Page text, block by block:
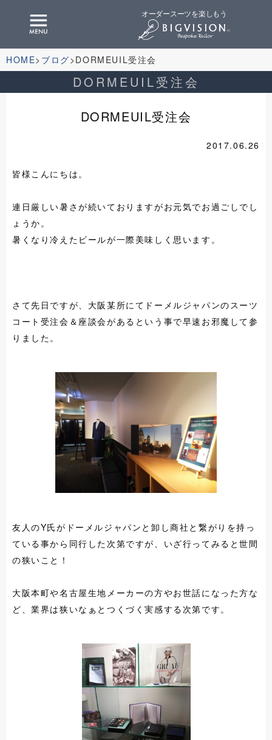
オーダースーツを楽しもう
HOME ブログ DORMEUIL受注会
DORMEUIL受注会
DORMEUIL受注会
2017.06.26
皆様こんにちは。
連日厳しい暑さが続いておりますがお元気でお過ごしでし
ょうか。
暑くなり冷えたビールが一際美味しく思います。
さて先日ですが、大阪某所にてドーメルジャパンのスーツ
コート受注会＆座談会があるという事で早速お邪魔して参
りました。
友人のY氏がドーメルジャパンと卸し商社と繋がりを持っ
ている事から同行した次第ですが、いざ行ってみると世間
の狭いこと！
大阪本町や名古屋生地メーカーの方やお世話になった方な
ど、業界は狭いなぁとつくづく実感する次第です。